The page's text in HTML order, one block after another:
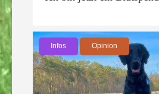
Infos Opinion